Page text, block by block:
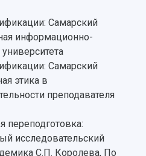
организации
Самарский
информационно-
Самарский
этика в
преподавателя
переподготовка:
исследовательский
С.П. Королева, По